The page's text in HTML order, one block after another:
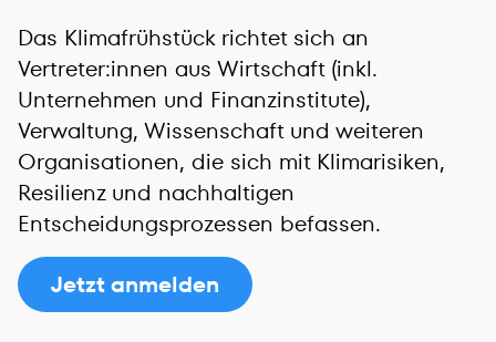
Das Klimafrühstück richtet sich an
Vertreter:innen aus Wirtschaft (inkl.
Unternehmen und Finanzinstitute),
Verwaltung, Wissenschaft und weiteren
Organisationen, die sich mit Klimarisiken,
Resilienz und nachhaltigen
Entscheidungsprozessen befassen.
Jetzt anmelden